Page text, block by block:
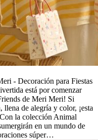
- Decoración para Fiestas
está por comenzar
de Meri Meri! Si
llena de alegría y color, ¡esta
la colección Animal
en un mundo de
súper…